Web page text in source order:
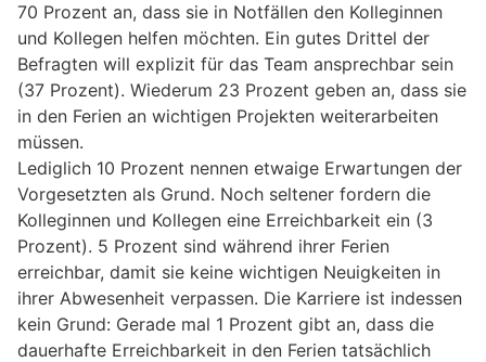
70 Prozent an, dass sie in Notfällen den Kolleginnen
und Kollegen helfen möchten. Ein gutes Drittel der
Befragten will explizit für das Team ansprechbar sein
(37 Prozent). Wiederum 23 Prozent geben an, dass sie
in den Ferien an wichtigen Projekten weiterarbeiten
müssen.
Lediglich 10 Prozent nennen etwaige Erwartungen der
Vorgesetzten als Grund. Noch seltener fordern die
Kolleginnen und Kollegen eine Erreichbarkeit ein (3
Prozent). 5 Prozent sind während ihrer Ferien
erreichbar, damit sie keine wichtigen Neuigkeiten in
ihrer Abwesenheit verpassen. Die Karriere ist indessen
kein Grund: Gerade mal 1 Prozent gibt an, dass die
dauerhafte Erreichbarkeit in den Ferien tatsächlich